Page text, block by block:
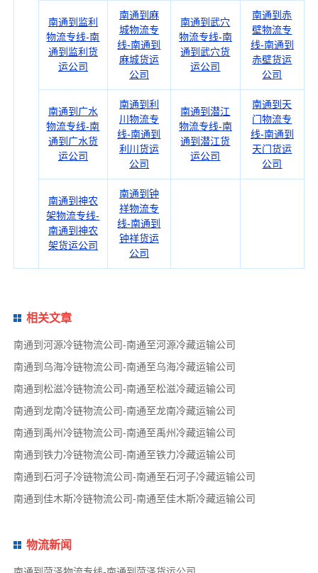
南通到监利
物流专线-南
通到监利货
运公司
南通到麻
城物流专
线-南通到
麻城货运
公司
南通到武穴
物流专线-南
通到武穴货
运公司
南通到赤
壁物流专
线-南通到
赤壁货运
公司
南通到广水
物流专线-南
通到广水货
运公司
南通到利
川物流专
线-南通到
利川货运
公司
南通到潜江
物流专线-南
通到潜江货
运公司
南通到天
门物流专
线-南通到
天门货运
公司
南通到神农
架物流专线-
南通到神农
架货运公司
南通到钟
祥物流专
线-南通到
钟祥货运
公司
相关文章
南通到河源冷链物流公司-南通至河源冷藏运输公司
南通到乌海冷链物流公司-南通至乌海冷藏运输公司
南通到松滋冷链物流公司-南通至松滋冷藏运输公司
南通到龙南冷链物流公司-南通至龙南冷藏运输公司
南通到禹州冷链物流公司-南通至禹州冷藏运输公司
南通到铁力冷链物流公司-南通至铁力冷藏运输公司
南通到石河子冷链物流公司-南通至石河子冷藏运输公司
南通到佳木斯冷链物流公司-南通至佳木斯冷藏运输公司
物流新闻